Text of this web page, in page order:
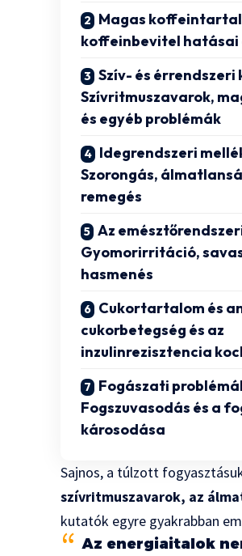
Magas
koffeinbevitel hatásai
Szív- és
Szívritmuszavarok,
és egyéb problémák
Idegrendszeri
Szorongás,
remegés
Az
Gyomorirritáció,
hasmenés
Cukortartalom és
cukorbetegség és az
inzulinrezisztencia
Fogászati
Fogszuvasodás és a
károsodása
Sajnos, a túlzott
szívritmuszavarok, az
kutatók egyre gyakrabban
Az energiaitalok